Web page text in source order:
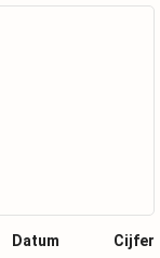
Datum
Cijfer